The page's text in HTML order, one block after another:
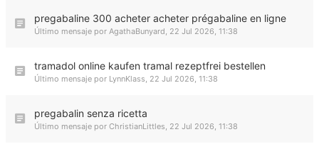
pregabaline 300 acheter acheter prégabaline en ligne
Último mensaje por AgathaBunyard, 22 Jul 2026, 11:38
tramadol online kaufen tramal rezeptfrei bestellen
Último mensaje por LynnKlass, 22 Jul 2026, 11:38
pregabalin senza ricetta
Último mensaje por ChristianLittles, 22 Jul 2026, 11:38